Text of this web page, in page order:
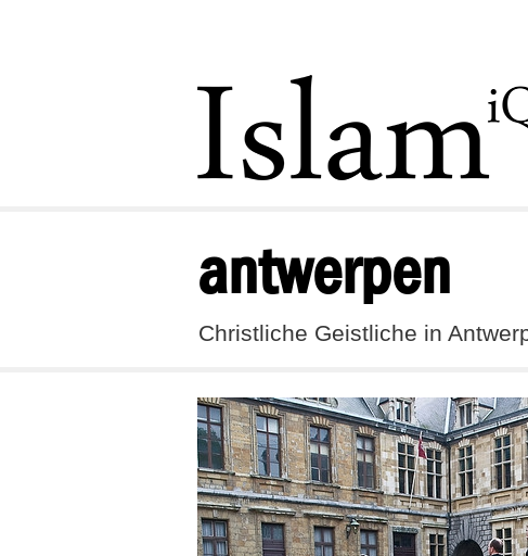
antwerpen
Christliche Geistliche in